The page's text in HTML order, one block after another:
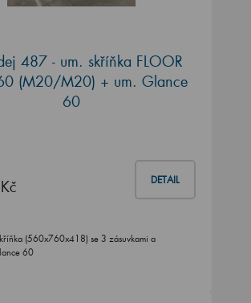
487 - um. skříňka FLOOR
(M20/M20) + um. Glance
60
DETAIL
(560x760x418) se 3 zásuvkami a
60